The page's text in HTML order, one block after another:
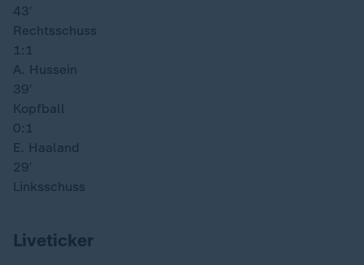
43′
Rechtsschuss
1:1
A. Hussein
39′
Kopfball
0:1
E. Haaland
29′
Linksschuss
Liveticker